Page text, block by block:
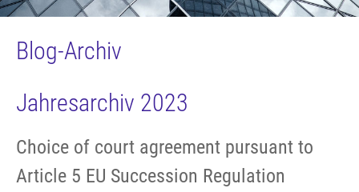
Blog-Archiv
Jahresarchiv 2023
Choice of court agreement pursuant to
Article 5 EU Succession Regulation